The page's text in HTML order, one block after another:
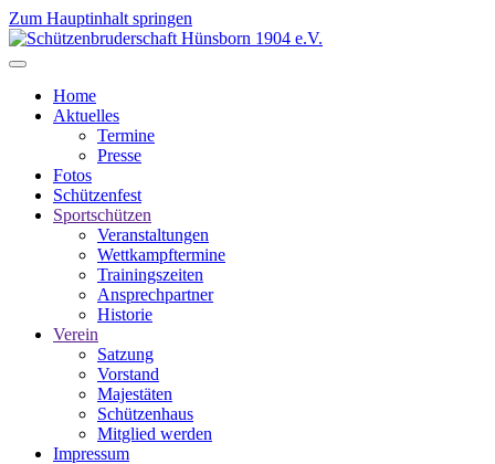
Zum Hauptinhalt springen
Home
Aktuelles
Termine
Presse
Fotos
Schützenfest
Sportschützen
Veranstaltungen
Wettkampftermine
Trainingszeiten
Ansprechpartner
Historie
Verein
Satzung
Vorstand
Majestäten
Schützenhaus
Mitglied werden
Impressum